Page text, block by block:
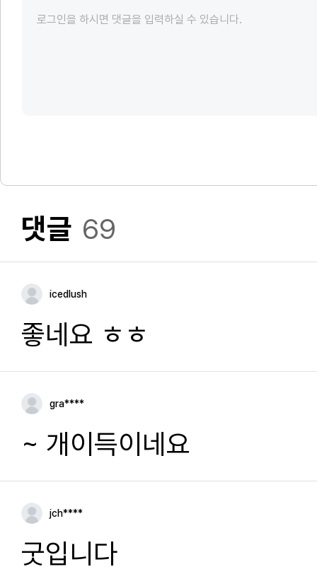
댓글 69
icedlush
좋네요 ㅎㅎ
gra****
~ 개이득이네요
jch****
굿입니다